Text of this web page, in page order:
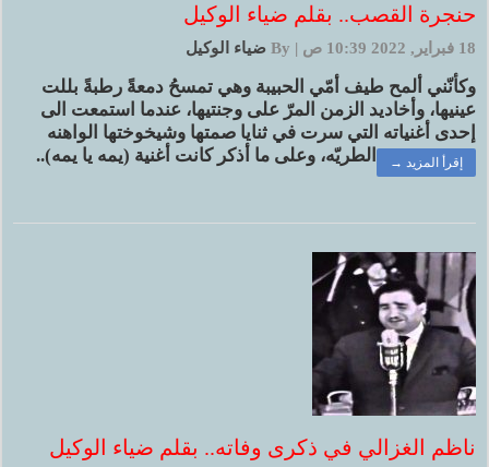
حنجرة القصب.. بقلم ضياء الوكيل
18 فبراير, 2022 10:39 ص |
By ضياء الوكيل
وكأنّني ألمح طيف أمّي الحبيبة وهي تمسحُ دمعةً رطبةً بللت
عينيها، وأخاديد الزمن المرّ على وجنتيها، عندما استمعت الى
إحدى أغنياته التي سرت في ثنايا صمتها وشيخوختها الواهنه
الطريّه، وعلى ما أذكر كانت أغنية (يمه يا يمه)..
إقرأ المزيد →
ناظم الغزالي في ذكرى وفاته.. بقلم ضياء الوكيل